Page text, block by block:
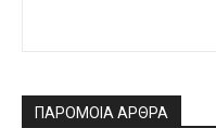
ΠΑΡΟΜΟΙΑ ΑΡΘΡΑ